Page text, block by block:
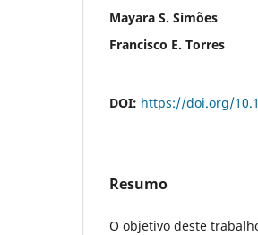
Mayara S. Simões
Francisco E. Torres
DOI: https://doi.org/
Resumo
O objetivo deste